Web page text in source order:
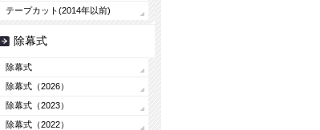
テープカット(2014年以前)
除幕式
除幕式
除幕式（2026）
除幕式（2023）
除幕式（2022）